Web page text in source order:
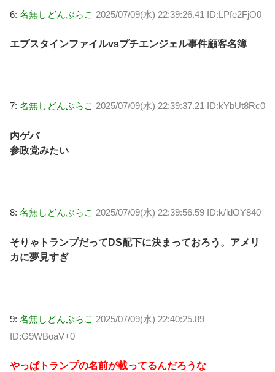
6: 名無しどんぶらこ 2025/07/09(水) 22:39:26.41 ID:LPfe2FjO0
エプスタインファイルvsプチエンジェル事件顧客名簿
7: 名無しどんぶらこ 2025/07/09(水) 22:39:37.21 ID:kYbUt8Rc0
内ゲバ
参政党みたい
8: 名無しどんぶらこ 2025/07/09(水) 22:39:56.59 ID:k/ldOY840
そりゃトランプだってDS配下に決まっておろう。アメリ
カに夢見すぎ
9: 名無しどんぶらこ 2025/07/09(水) 22:40:25.89
ID:G9WBoaV+0
やっぱトランプの名前が載ってるんだろうな